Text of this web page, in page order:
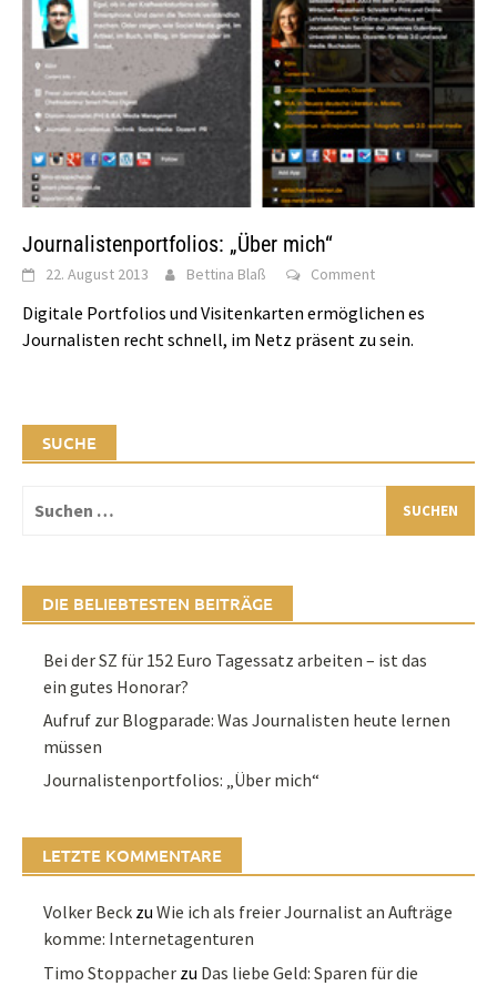
Journalistenportfolios: „Über mich“
22. August 2013 Bettina Blaß Comment
Digitale Portfolios und Visitenkarten ermöglichen es
Journalisten recht schnell, im Netz präsent zu sein.
SUCHE
nach:
DIE BELIEBTESTEN BEITRÄGE
Bei der SZ für 152 Euro Tagessatz arbeiten – ist das
ein gutes Honorar?
Aufruf zur Blogparade: Was Journalisten heute lernen
müssen
Journalistenportfolios: „Über mich“
LETZTE KOMMENTARE
Volker Beck zuWie ich als freier Journalist an Aufträge
komme: Internetagenturen
Timo Stoppacher zu Das liebe Geld: Sparen für die